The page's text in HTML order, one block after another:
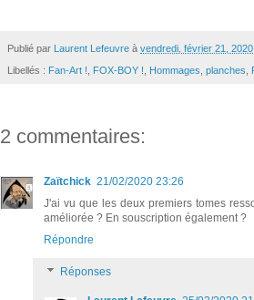
Publié par Laurent Lefeuvre à vendredi, février 21, 2020
Libellés : Fan-Art ! FOX-BOY ! Hommages planches
2 commentaires:
Zaïtchick 21/02/2020 23:26
J'ai vu que les deux premiers tomes
améliorée ? En souscription également ?
Répondre
Réponses